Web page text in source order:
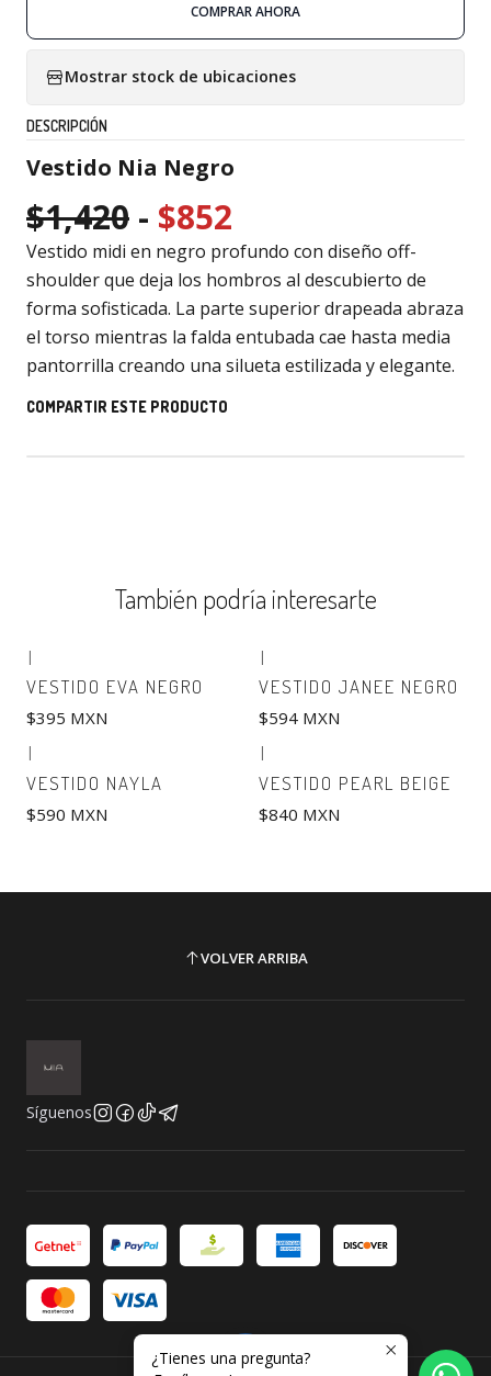
COMPRAR AHORA
Mostrar stock de ubicaciones
DESCRIPCIÓN
Vestido Nia Negro
$1,420 - $852
Vestido midi en negro profundo con diseño off-
shoulder que deja los hombros al descubierto de
forma sofisticada. La parte superior drapeada abraza
el torso mientras la falda entubada cae hasta media
pantorrilla creando una silueta estilizada y elegante.
COMPARTIR ESTE PRODUCTO
También podría interesarte
|
VESTIDO EVA NEGRO
$395 MXN
|
VESTIDO JANEE NEGRO
$594 MXN
|
VESTIDO NAYLA
$590 MXN
|
VESTIDO PEARL BEIGE
$840 MXN
VOLVER ARRIBA
Síguenos
¿Tienes una pregunta?